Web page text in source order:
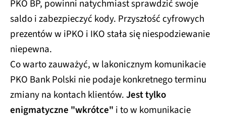
PKO BP, powinni natychmiast sprawdzić swoje
saldo i zabezpieczyć kody. Przyszłość cyfrowych
prezentów w iPKO i IKO stała się niespodziewanie
niepewna.
Co warto zauważyć, w lakonicznym komunikacie
PKO Bank Polski nie podaje konkretnego terminu
zmiany na kontach klientów.Jest tylko
enigmatyczne "wkrótce" i to w komunikacie